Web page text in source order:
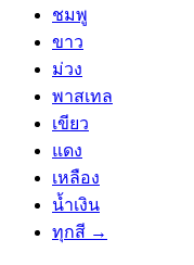
ชมพู
ขาว
ม่วง
พาสเทล
เขียว
แดง
เหลือง
น้ำเงิน
ทุกสี →